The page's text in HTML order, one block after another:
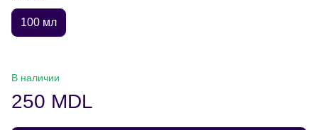
100 мл
В наличии
250 MDL